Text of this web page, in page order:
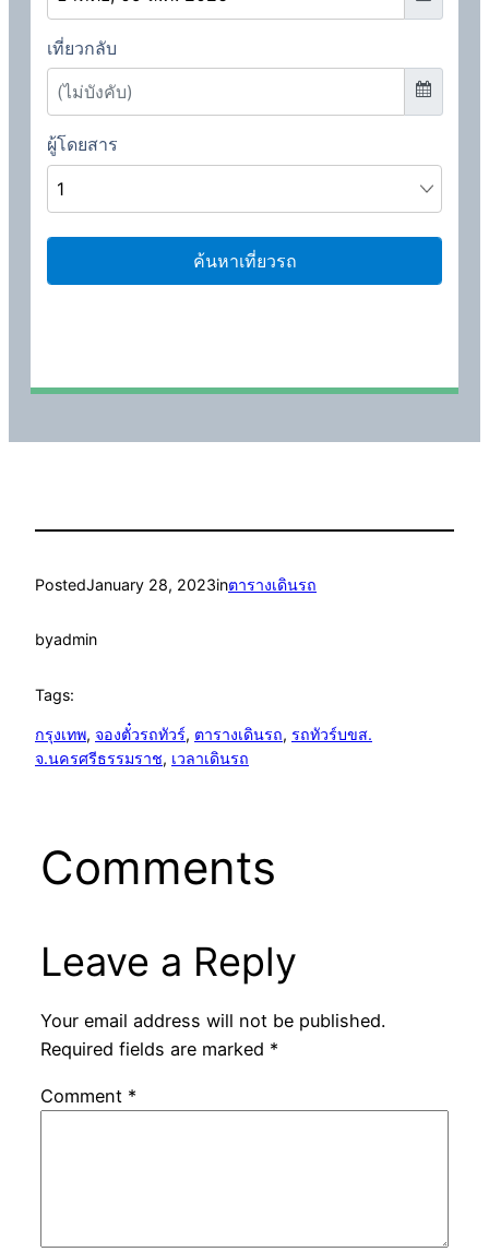
PostedJanuary 28, 2023inตารางเดินรถ
byadmin
Tags:
กรุงเทพ, จองตั๋วรถทัวร์, ตารางเดินรถ, รถทัวร์บขส.
จ.นครศรีธรรมราช, เวลาเดินรถ
Comments
Leave a Reply
Your email address will not be published.
Required fields are marked *
Comment *